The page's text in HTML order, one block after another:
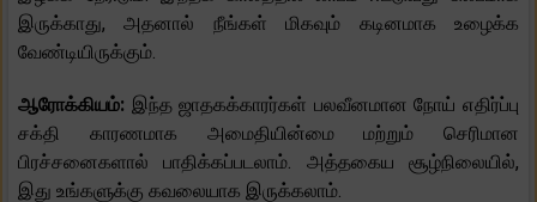
இருக்காது, அதனால் நீங்கள் மிகவும் கடினமாக உழைக்க
வேண்டியிருக்கும்.
ஆரோக்கியம்: இந்த ஜாதகக்காரர்கள் பலவீனமான நோய் எதிர்ப்பு
சக்தி காரணமாக அமைதியின்மை மற்றும் செரிமான
பிரச்சனைகளால் பாதிக்கப்படலாம். அத்தகைய சூழ்நிலையில்,
இது உங்களுக்கு கவலையாக இருக்கலாம்.